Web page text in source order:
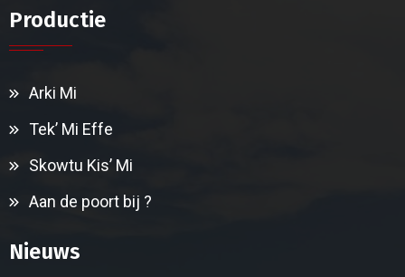
Productie
Arki Mi
Tek’ Mi Effe
Skowtu Kis’ Mi
Aan de poort bij ?
Nieuws